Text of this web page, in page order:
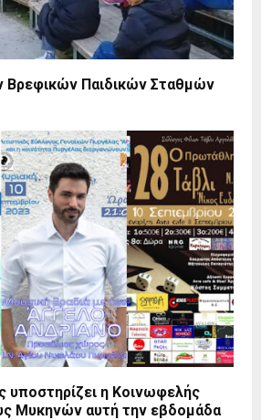
Βρεφικών Παιδικών Σταθμών
υποστηρίζει η Κοινωφελής
Μυκηνών αυτή την εβδομάδα